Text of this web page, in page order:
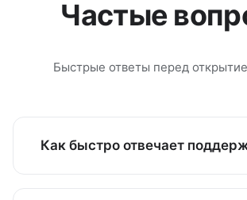
Частые
Быстрые ответы перед
Как быстро отвечает